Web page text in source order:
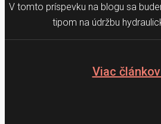
V tomto príspevku na blogu sa
tipom na údržbu
Viac